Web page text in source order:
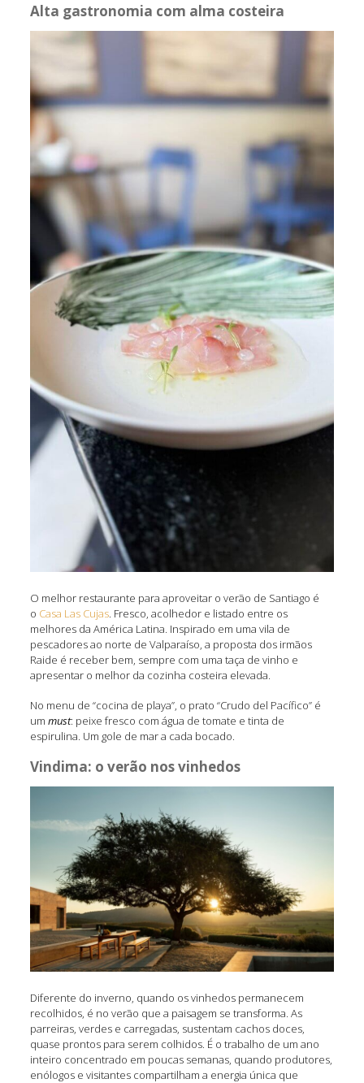
Alta gastronomia com alma costeira
O melhor restaurante para aproveitar o verão de Santiago é
o Casa Las Cujas. Fresco, acolhedor e listado entre os
melhores da América Latina. Inspirado em uma vila de
pescadores ao norte de Valparaíso, a proposta dos irmãos
Raide é receber bem, sempre com uma taça de vinho e
apresentar o melhor da cozinha costeira elevada.
No menu de “cocina de playa”, o prato “Crudo del Pacífico” é
um must: peixe fresco com água de tomate e tinta de
espirulina. Um gole de mar a cada bocado.
Vindima: o verão nos vinhedos
Diferente do inverno, quando os vinhedos permanecem
recolhidos, é no verão que a paisagem se transforma. As
parreiras, verdes e carregadas, sustentam cachos doces,
quase prontos para serem colhidos. É o trabalho de um ano
inteiro concentrado em poucas semanas, quando produtores,
enólogos e visitantes compartilham a energia única que